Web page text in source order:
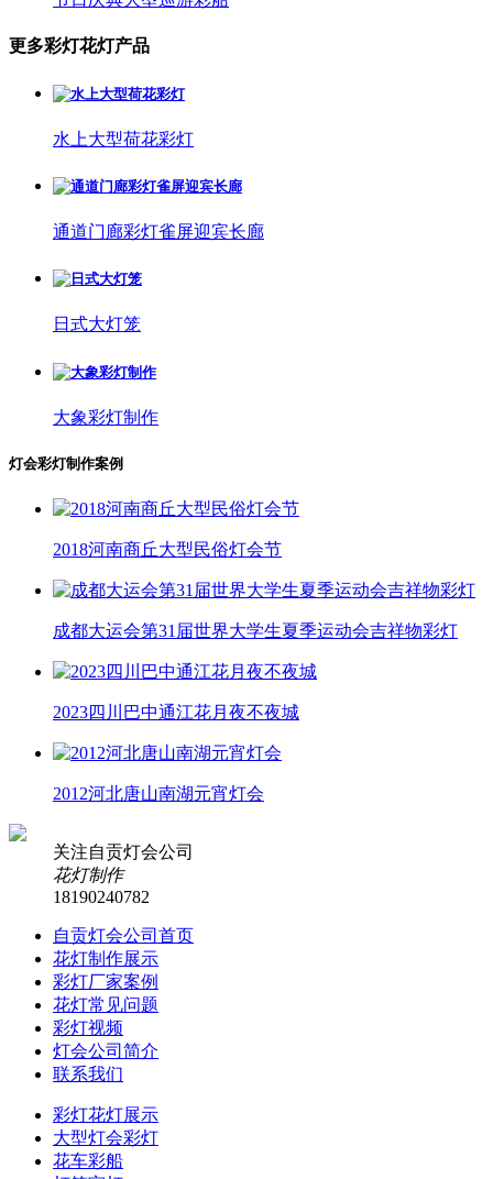
更多彩灯花灯产品
水上大型荷花彩灯
通道门廊彩灯雀屏迎宾长廊
日式大灯笼
大象彩灯制作
灯会彩灯制作案例
2018河南商丘大型民俗灯会节
成都大运会第31届世界大学生夏季运动会吉祥物彩灯
2023四川巴中通江花月夜不夜城
2012河北唐山南湖元宵灯会
关注自贡灯会公司
花灯制作
18190240782
自贡灯会公司首页
花灯制作展示
彩灯厂家案例
花灯常见问题
彩灯视频
灯会公司简介
联系我们
彩灯花灯展示
大型灯会彩灯
花车彩船